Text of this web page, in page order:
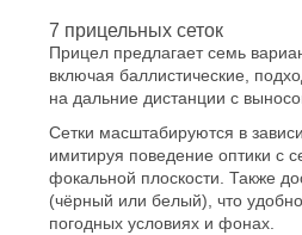
7 прицельных сеток
Прицел предлагает семь
включая баллистические,
на дальние дистанции с
Сетки масштабируются в
имитируя поведение оптики с
фокальной плоскости. Также
(чёрный или белый), что
погодных условиях и фонах.